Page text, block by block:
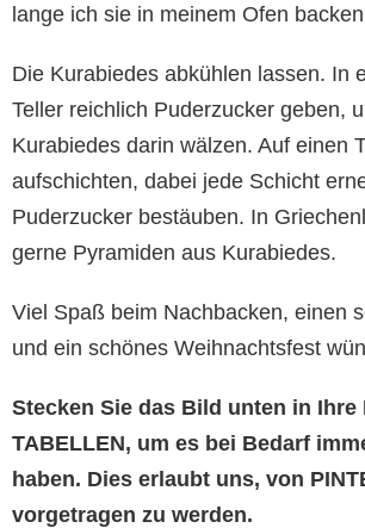
lange ich sie in meinem Ofen
Die Kurabiedes abkühlen lassen. In
Teller reichlich Puderzucker geben,
Kurabiedes darin wälzen. Auf einen
aufschichten, dabei jede Schicht
Puderzucker bestäuben. In
gerne Pyramiden aus Kurabiedes.
Viel Spaß beim Nachbacken, einen
und ein schönes Weihnachtsfest
Stecken Sie das Bild unten in Ihre
TABELLEN, um es bei Bedarf
haben. Dies erlaubt uns, von
vorgetragen zu werden.